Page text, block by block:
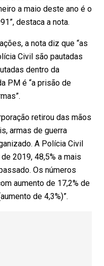
a maio deste ano é o
destaca a nota.
a nota diz que “as
Civil são pautadas
dentro da
PM é “a prisão de
retirou das mãos
armas de guerra
A Polícia Civil
2019, 48,5% a mais
Os números
aumento de 17,2% de
de 4,3%)”.